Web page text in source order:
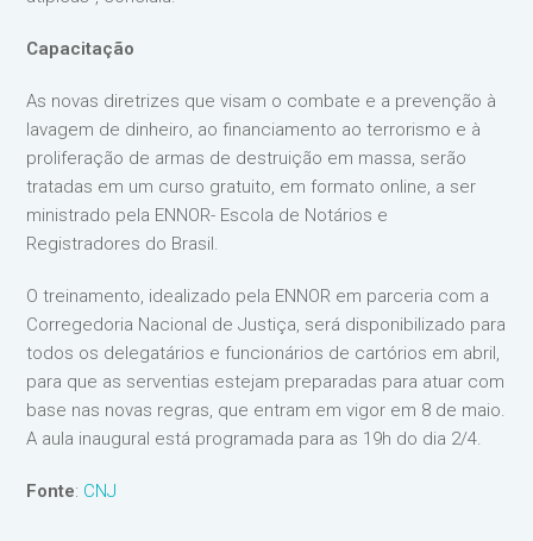
Capacitação
As novas diretrizes que visam o combate e a prevenção à
lavagem de dinheiro, ao financiamento ao terrorismo e à
proliferação de armas de destruição em massa, serão
tratadas em um curso gratuito, em formato online, a ser
ministrado pela ENNOR- Escola de Notários e
Registradores do Brasil.
O treinamento, idealizado pela ENNOR em parceria com a
Corregedoria Nacional de Justiça, será disponibilizado para
todos os delegatários e funcionários de cartórios em abril,
para que as serventias estejam preparadas para atuar com
base nas novas regras, que entram em vigor em 8 de maio.
A aula inaugural está programada para as 19h do dia 2/4.
Fonte: CNJ